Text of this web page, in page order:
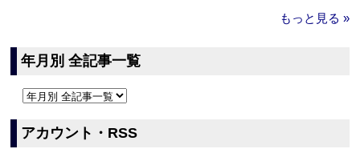
もっと見る »
年月別 全記事一覧
アカウント・RSS